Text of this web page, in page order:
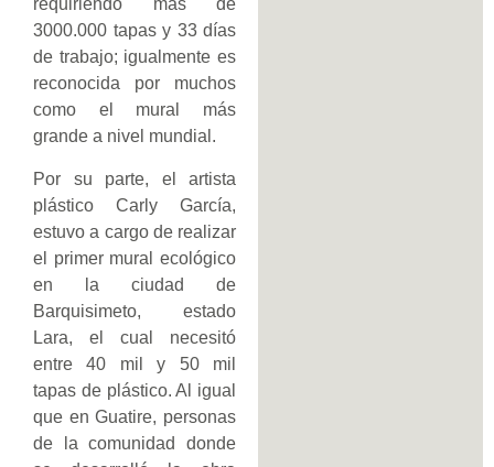
requiriendo más de
3000.000 tapas y 33 días
de trabajo; igualmente es
reconocida por muchos
como el mural más
grande a nivel mundial.
Por su parte, el artista
plástico Carly García,
estuvo a cargo de realizar
el primer mural ecológico
en la ciudad de
Barquisimeto, estado
Lara, el cual necesitó
entre 40 mil y 50 mil
tapas de plástico. Al igual
que en Guatire, personas
de la comunidad donde